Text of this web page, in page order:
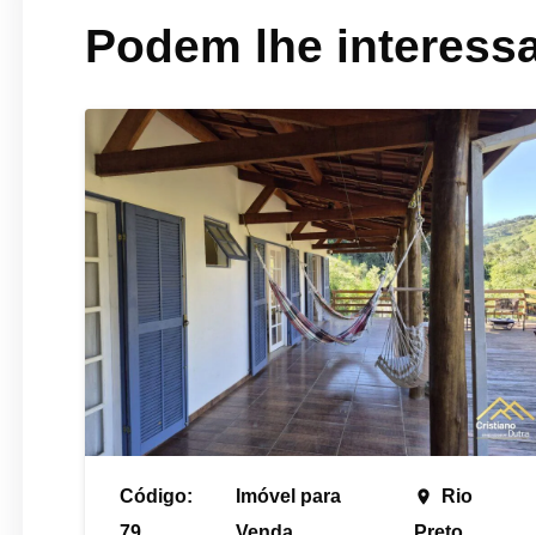
Podem lhe
Código:
Imóvel para
place
Rio